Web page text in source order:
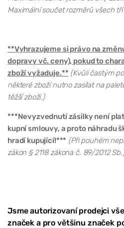
Maximální součet rozměrů všech
**Vyhrazujeme si právo na
dopravy vč. ceny), pokud to
zboží vyžaduje.** (Kvůli častým
některé zboží nutno zasílat na
těžší zboží.)
***Nevyzvednutí zásilky není
kupní smlouvy, a proto náhradu
hradí kupující!*** (Při pouhém
zákon § 2118 zákona č. 89/2012
Jsme autorizovaní prodejci
značek a pro většinu značek